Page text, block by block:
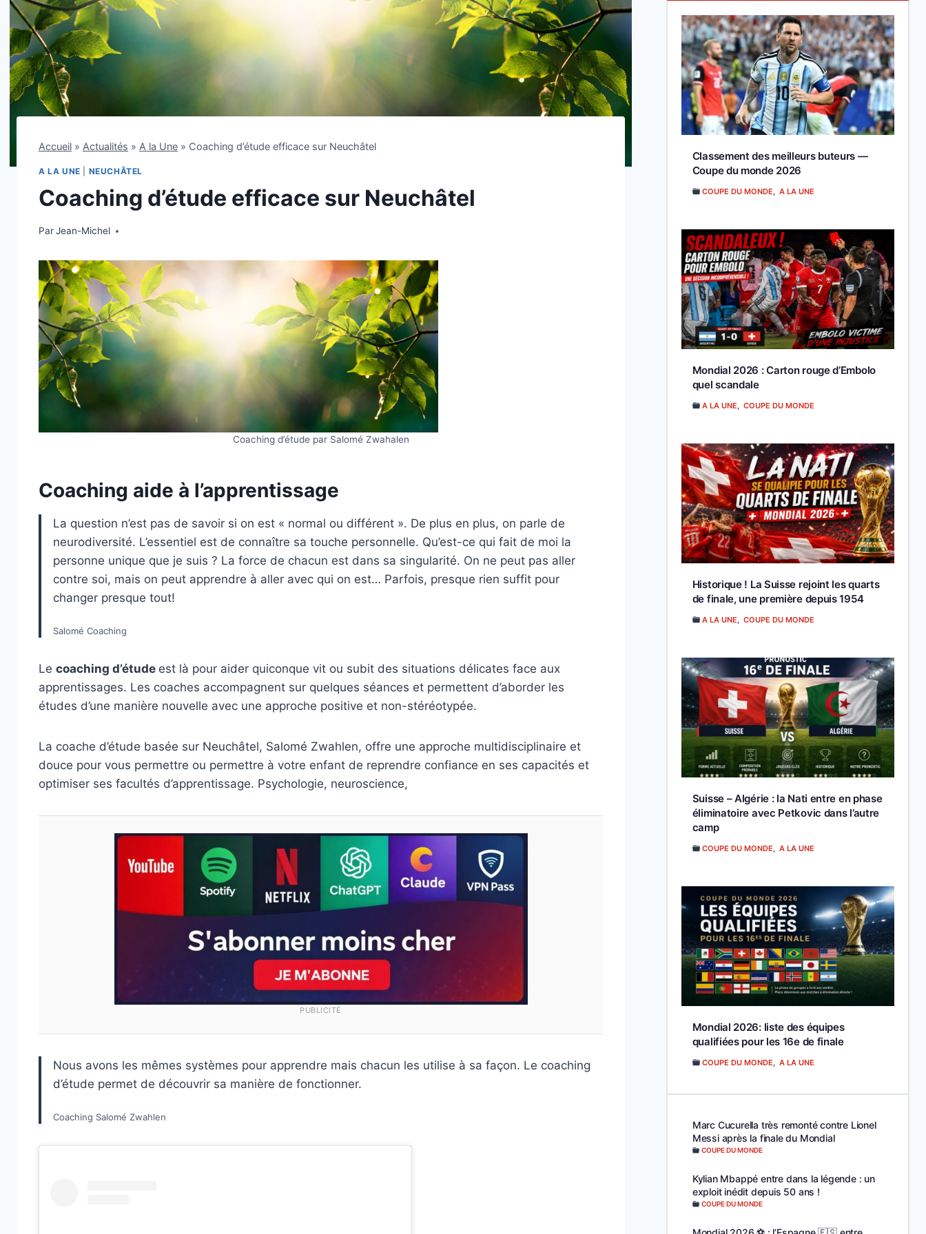
Accueil » Actualités » A la Une » Coaching d’étude efficace sur Neuchâtel
A LA UNE NEUCHÂTEL
Coaching d’étude efficace sur Neuchâtel
ParJean-Michel
5 août 2025
Coaching d’étude par Salomé Zwahalen
Coaching aide à l’apprentissage
La question n’est pas de savoir si on est « normal ou différent ». De plus en plus, on parle de
neurodiversité. L’essentiel est de connaître sa touche personnelle. Qu’est-ce qui fait de moi la
personne unique que je suis ? La force de chacun est dans sa singularité. On ne peut pas aller
contre soi, mais on peut apprendre à aller avec qui on est… Parfois, presque rien suffit pour
changer presque tout!
Salomé Coaching
Le coaching d’étude est là pour aider quiconque vit ou subit des situations délicates face aux
apprentissages. Les coaches accompagnent sur quelques séances et permettent d’aborder les
études d’une manière nouvelle avec une approche positive et non-stéréotypée.
La coache d’étude basée sur Neuchâtel, Salomé Zwahlen, offre une approche multidisciplinaire et
douce pour vous permettre ou permettre à votre enfant de reprendre confiance en ses capacités et
optimiser ses facultés d’apprentissage. Psychologie, neuroscience,
PUBLICITÉ
Nous avons les mêmes systèmes pour apprendre mais chacun les utilise à sa façon. Le coaching
d’étude permet de découvrir sa manière de fonctionner.
Coaching Salomé Zwahlen
Classement des meilleurs buteurs —
Coupe du monde 2026
COUPE DU MONDE A LA UNE
Mondial 2026 : Carton rouge d’Embolo
quel scandale
A LA UNE COUPE DU MONDE
Historique ! La Suisse rejoint les quarts
de finale, une première depuis 1954
A LA UNE COUPE DU MONDE
Suisse – Algérie : la Nati entre en phase
éliminatoire avec Petkovic dans l’autre
camp
COUPE DU MONDE A LA UNE
Mondial 2026: liste des équipes
qualifiées pour les 16e de finale
COUPE DU MONDE A LA UNE
Marc Cucurella très remonté contre Lionel
Messi après la finale du Mondial
COUPE DU MONDE
Kylian Mbappé entre dans la légende : un
exploit inédit depuis 50 ans !
COUPE DU MONDE